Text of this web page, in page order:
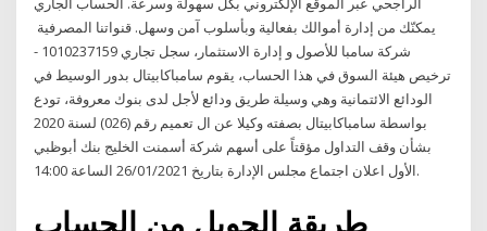
يمكنّك من إدارة أموالك بفعالية وبأسلوب آمن وسهل. قنواتنا المصرفية
شركة سامبا للأصول و إدارة الاستثمار، سجل تجاري 1010237159 -
ترخيص هيئة السوق في هذا الحساب، يقوم سامباكابيتال بدور الوسيط في
الودائع الائتمانية وهي وسيلة طريق ودائع لأجل لدى بنوك معروفة، تودع
بواسطة سامباكابيتال بصفته وكيلا عن ال تعميم رقم (026) لسنة 2020
بشأن وقف التداول مؤقتاً على أسهم شركة أسمنت الخليج بنك أبوظبي
اﻷول اعلان اجتماع مجلس الإدارة بتاريخ 26/01/2021 الساعة 14:00.
طريقة الحويل من الحساب